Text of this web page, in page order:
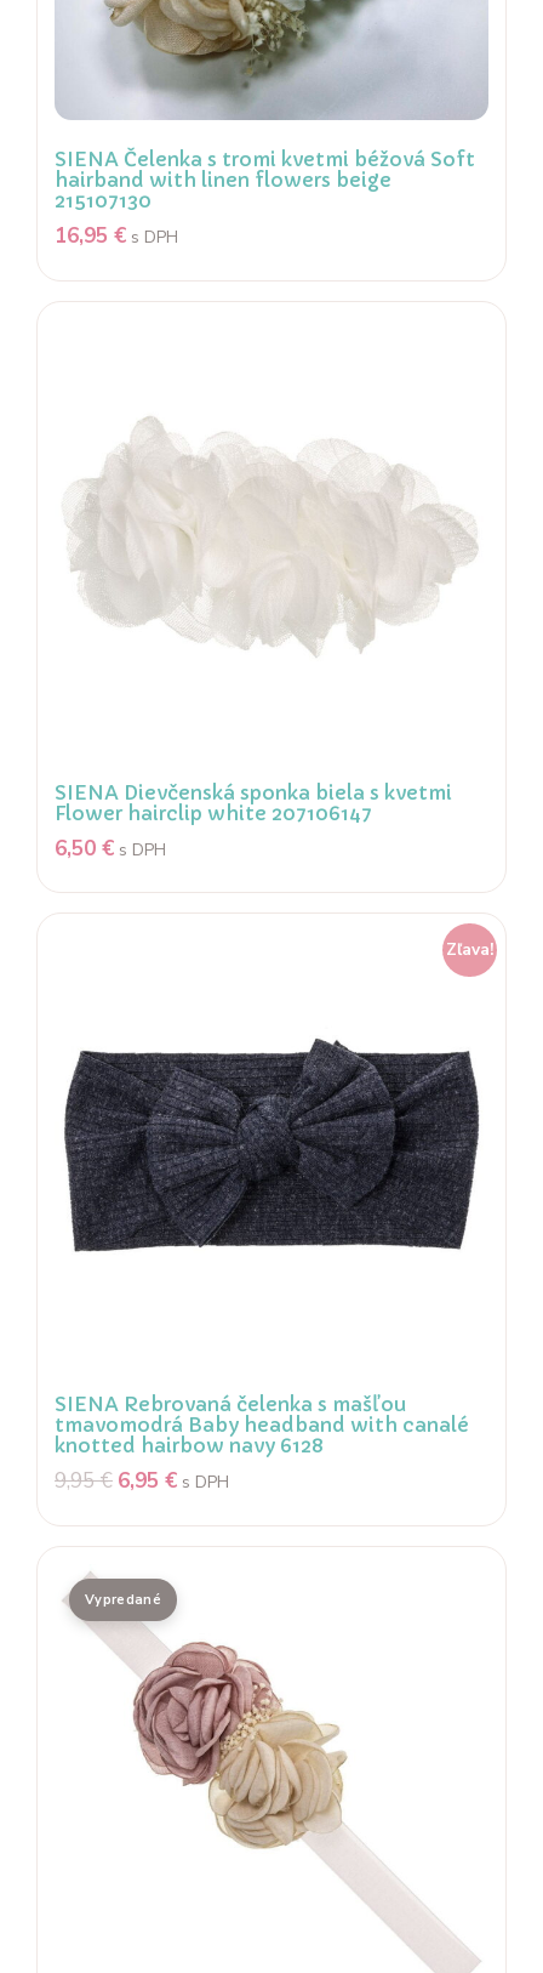
SIENA Čelenka s tromi kvetmi béžová Soft
hairband with linen flowers beige
215107130
16,95 € s DPH
SIENA Dievčenská sponka biela s kvetmi
Flower hairclip white 207106147
6,50 € s DPH
Zľava!
SIENA Rebrovaná čelenka s mašľou
tmavomodrá Baby headband with canalé
knotted hairbow navy 6128
9,95€ 6,95 € s DPH